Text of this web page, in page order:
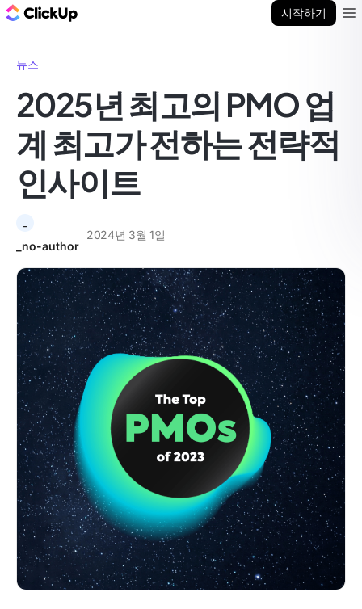
시작하기
뉴스
2025년 최고의 PMO 업
계 최고가 전하는 전략적
인사이트
_no-author
2024년 3월 1일